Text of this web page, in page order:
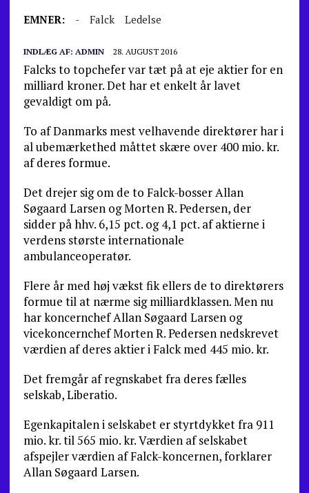
EMNER: - Falck Ledelse
INDLÆG AF: ADMIN 28. AUGUST 2016
Falcks to topchefer var tæt på at eje aktier for en
milliard kroner. Det har et enkelt år lavet
gevaldigt om på.
To af Danmarks mest velhavende direktører har i
al ubemærkethed måttet skære over 400 mio. kr.
af deres formue.
Det drejer sig om de to Falck-bosser Allan
Søgaard Larsen og Morten R. Pedersen, der
sidder på hhv. 6,15 pct. og 4,1 pct. af aktierne i
verdens største internationale
ambulanceoperatør.
Flere år med høj vækst fik ellers de to direktørers
formue til at nærme sig milliardklassen. Men nu
har koncernchef Allan Søgaard Larsen og
vicekoncernchef Morten R. Pedersen nedskrevet
værdien af deres aktier i Falck med 445 mio. kr.
Det fremgår af regnskabet fra deres fælles
selskab, Liberatio.
Egenkapitalen i selskabet er styrtdykket fra 911
mio. kr. til 565 mio. kr. Værdien af selskabet
afspejler værdien af Falck-koncernen, forklarer
Allan Søgaard Larsen.